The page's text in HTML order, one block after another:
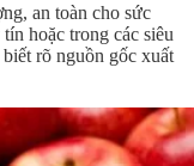
an toàn cho sức
hoặc trong các siêu
rõ nguồn gốc xuất